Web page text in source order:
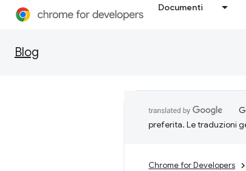
Documenti
Blog
preferita. Le traduzioni
Chrome for Developers